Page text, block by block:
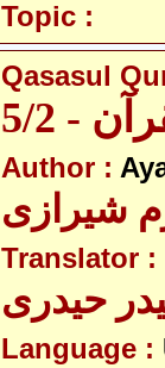
Topic :
Qasasul
- 5/2
Author :
شیرازی
Translator :
حیدری
Language :